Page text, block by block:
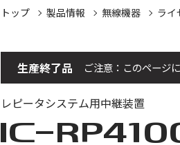
トップ 製品情報 無線機器 ライ
生産終了品 ご注意：このページ
レピータシステム用中継装置
IC-